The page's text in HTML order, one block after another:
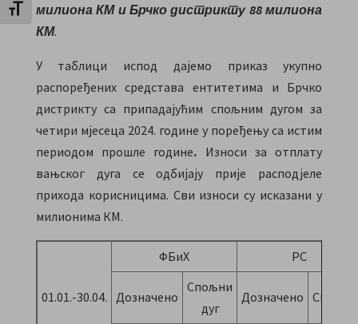
Toggle Font size
милиона КМ и Брчко дистрикту 88 милиона
КМ.
У таблици испод дајемо приказ укупно
распоређених средстава ентитетима и Брчко
дистрикту са припадајућим спољним дугом за
четири мјесеца 2024. године у поређењу са истим
периодом прошле године. Износи за отплату
вањског дуга се одбијају прије расподјеле
прихода корисницима. Сви износи су исказани у
милионима КМ.
01.01.-30.04.
ФБиХ РС
Дозначено
Спољни
дуг
Дозначено Спољни